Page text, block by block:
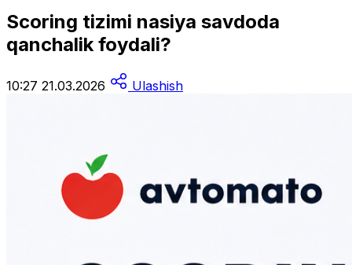
Scoring tizimi nasiya savdoda
qanchalik foydali?
10:27 21.03.2026 Ulashish